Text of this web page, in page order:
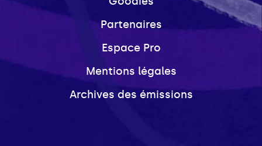
Partenaires
Espace Pro
Mentions légales
Archives des émissions